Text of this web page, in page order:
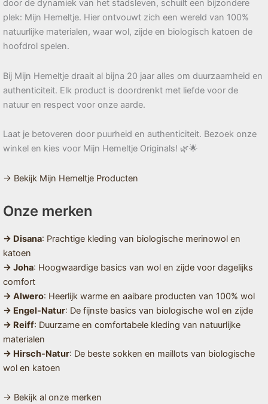
door de dynamiek van het stadsleven, schuilt een bijzondere
plek: Mijn Hemeltje. Hier ontvouwt zich een wereld van 100%
natuurlijke materialen, waar wol, zijde en biologisch katoen de
hoofdrol spelen.
Bij Mijn Hemeltje draait al bijna 20 jaar alles om duurzaamheid en
authenticiteit. Elk product is doordrenkt met liefde voor de
natuur en respect voor onze aarde.
Laat je betoveren door puurheid en authenticiteit. Bezoek onze
winkel en kies voor Mijn Hemeltje Originals! 🌿🌟
→ Bekijk Mijn Hemeltje Producten
Onze merken
→ Disana: Prachtige kleding van biologische merinowol en
katoen
→ Joha: Hoogwaardige basics van wol en zijde voor dagelijks
comfort
→ Alwero: Heerlijk warme en aaibare producten van 100% wol
→ Engel-Natur: De fijnste basics van biologische wol en zijde
→ Reiff: Duurzame en comfortabele kleding van natuurlijke
materialen
→ Hirsch-Natur: De beste sokken en maillots van biologische
wol en katoen
→ Bekijk al onze merken